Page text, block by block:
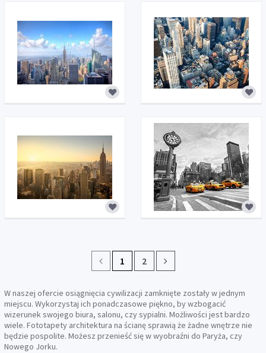
1 2
W naszej ofercie osiągnięcia cywilizacji zamknięte zostały w jednym
miejscu. Wykorzystaj ich ponadczasowe piękno, by wzbogacić
wizerunek swojego biura, salonu, czy sypialni. Możliwości jest bardzo
wiele. Fototapety architektura na ścianę sprawią że żadne wnętrze nie
będzie pospolite. Możesz przenieść się w wyobraźni do Paryża, czy
Nowego Jorku.